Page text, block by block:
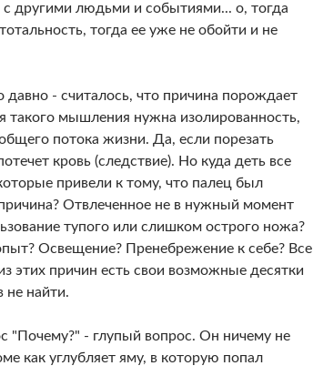
с другими людьми и событиями... о, тогда
тогда ее уже не обойти и не
давно - считалось, что причина порождает
такого мышления нужна изолированность,
потока жизни. Да, если порезать
кровь (следствие). Но куда деть все
привели к тому, что палец был
причина? Отвлеченное не в нужный момент
тупого или слишком острого ножа?
Освещение? Пренебрежение к себе? Все
этих причин есть свои возможные десятки
не найти.
"Почему?" - глупый вопрос. Он ничему не
как углубляет яму, в которую попал